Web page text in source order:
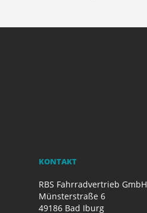
KONTAKT
RBS Fahrradvertrieb GmbH
Münsterstraße 6
49186 Bad Iburg